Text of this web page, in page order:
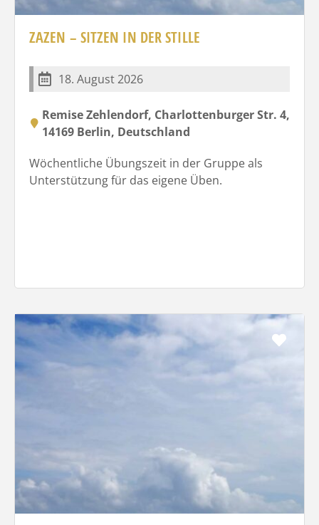
ZAZEN – SITZEN IN DER STILLE
18. August 2026
Remise Zehlendorf, Charlottenburger Str. 4,
14169 Berlin, Deutschland
Wöchentliche Übungszeit in der Gruppe als
Unterstützung für das eigene Üben.